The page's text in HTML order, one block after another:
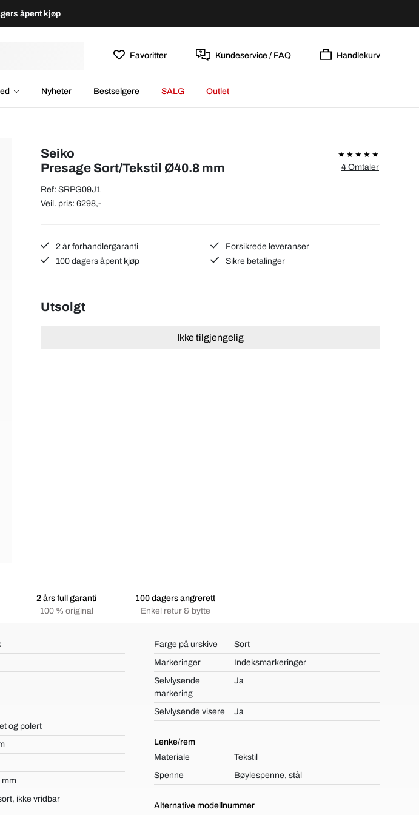
åpent kjøp
Favoritter Kundeservice / FAQ Handlekurv
Nyheter Bestselgere SALG Outlet
Seiko
Presage Sort/Tekstil Ø40.8 mm
Ref: SRPG09J1
4 Omtaler
Veil. pris: 6298,-
2 år forhandlergaranti
Forsikrede leveranser
100 dagers åpent kjøp
Sikre betalinger
Utsolgt
Ikke tilgjengelig
2 års full garanti
100 % original
100 dagers angrerett
Enkel retur & bytte
og polert
mm
ikke vridbar
Farge på urskive
Sort
Markeringer
Indeksmarkeringer
Selvlysende
markering
Ja
Selvlysende visere Ja
Lenke/rem
Materiale
Tekstil
Spenne
Bøylespenne, stål
Alternative modellnummer